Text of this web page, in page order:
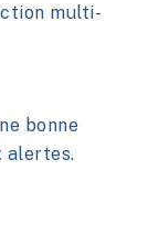
multi-
bonne
alertes.